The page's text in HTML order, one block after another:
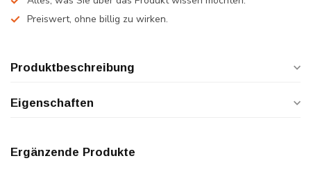
Preiswert, ohne billig zu wirken.
Produktbeschreibung
Eigenschaften
Ergänzende Produkte